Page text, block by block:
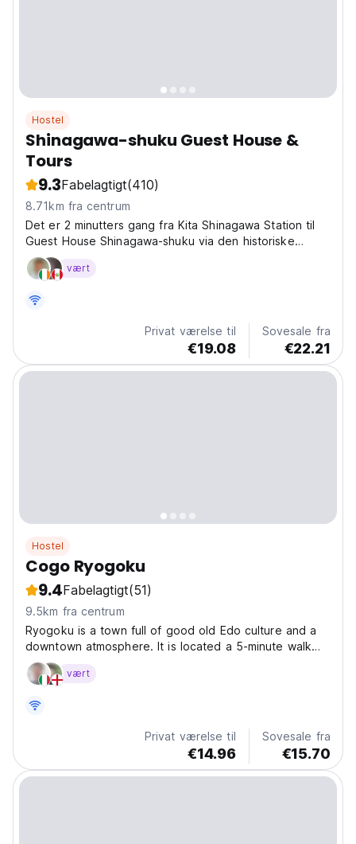
Hostel
Shinagawa-shuku Guest House &
Tours
9.3Fabelagtigt(410)
8.71km fra centrum
Det er 2 minutters gang fra Kita Shinagawa Station til
Guest House Shinagawa-shuku via den historiske
promenade, som blomstrede under Edo-perioden
vært
Privat værelse til
€19.08
Sovesale fra
€22.21
Hostel
Cogo Ryogoku
9.4Fabelagtigt(51)
9.5km fra centrum
Ryogoku is a town full of good old Edo culture and a
downtown atmosphere. It is located a 5-minute walk
from Ryogoku Station on the JR Sobu Line and a 5-
minute walk from Ryogoku Station on the Toei Oedo
center....
vært
Privat værelse til
€14.96
Sovesale fra
€15.70